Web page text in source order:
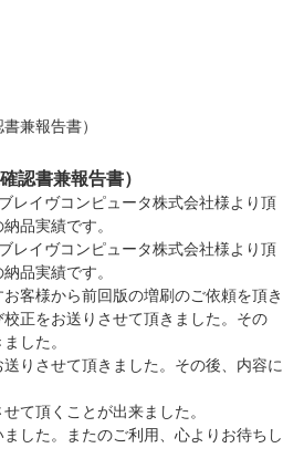
兼報告書）
認書兼報告書）
レイヴコンピュータ株式会社様より頂
品実績です。
レイヴコンピュータ株式会社様より頂
納品実績です。
客様から前回版の増刷のご依頼を頂き
正をお送りさせて頂きました。その
した。
りさせて頂きました。その後、内容に
て頂くことが出来ました。
した。またのご利用、心よりお待ちし